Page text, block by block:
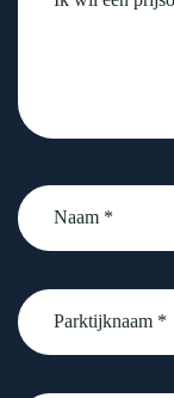
Naam
*
Parktijknaam
*